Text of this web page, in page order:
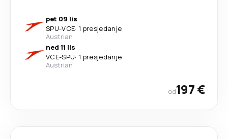
pet 09 lis
SPU-VCE· 1 presjedanje
Austrian
ned 11 lis
VCE-SPU· 1 presjedanje
Austrian
od197 €